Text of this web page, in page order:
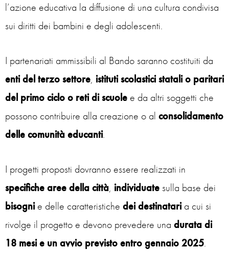
l’azione educativa la diffusione di una cultura condivisa
sui diritti dei bambini e degli adolescenti.
I partenariati ammissibili al Bando saranno costituiti da
enti del terzo settore, istituti scolastici statali o paritari
del primo ciclo o reti di scuole e da altri soggetti che
possono contribuire alla creazione o al consolidamento
delle comunità educanti.
I progetti proposti dovranno essere realizzati in
specifiche aree della città, individuate sulla base dei
bisognie delle caratteristiche dei destinataria cui si
rivolge il progetto e devono prevedere una durata di
18 mesi e un avvio previsto entro gennaio 2025.